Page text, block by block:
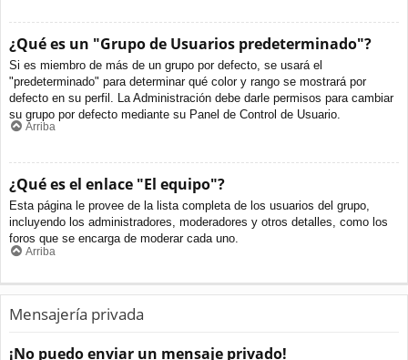
¿Qué es un "Grupo de Usuarios predeterminado"?
Si es miembro de más de un grupo por defecto, se usará el
"predeterminado" para determinar qué color y rango se mostrará por
defecto en su perfil. La Administración debe darle permisos para cambiar
su grupo por defecto mediante su Panel de Control de Usuario.
Arriba
¿Qué es el enlace "El equipo"?
Esta página le provee de la lista completa de los usuarios del grupo,
incluyendo los administradores, moderadores y otros detalles, como los
foros que se encarga de moderar cada uno.
Arriba
Mensajería privada
¡No puedo enviar un mensaje privado!